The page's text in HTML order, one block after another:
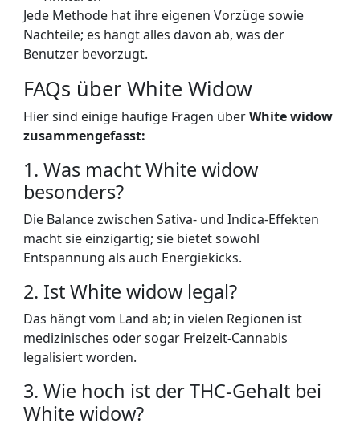
Jede Methode hat ihre eigenen Vorzüge sowie
Nachteile; es hängt alles davon ab, was der
Benutzer bevorzugt.
FAQs über White Widow
Hier sind einige häufige Fragen überWhite widow
zusammengefasst:
1. Was macht White widow
besonders?
Die Balance zwischen Sativa- und Indica-Effekten
macht sie einzigartig; sie bietet sowohl
Entspannung als auch Energiekicks.
2. Ist White widow legal?
Das hängt vom Land ab; in vielen Regionen ist
medizinisches oder sogar Freizeit-Cannabis
legalisiert worden.
3. Wie hoch ist der THC-Gehalt bei
White widow?